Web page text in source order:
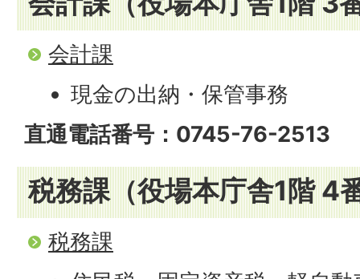
会計課
現金の出納・保管事務
直通電話番号：0745-76-2513
税務課（役場本庁舎1階 4
税務課